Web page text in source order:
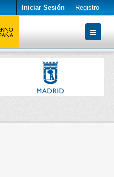
Iniciar Sesión Registro